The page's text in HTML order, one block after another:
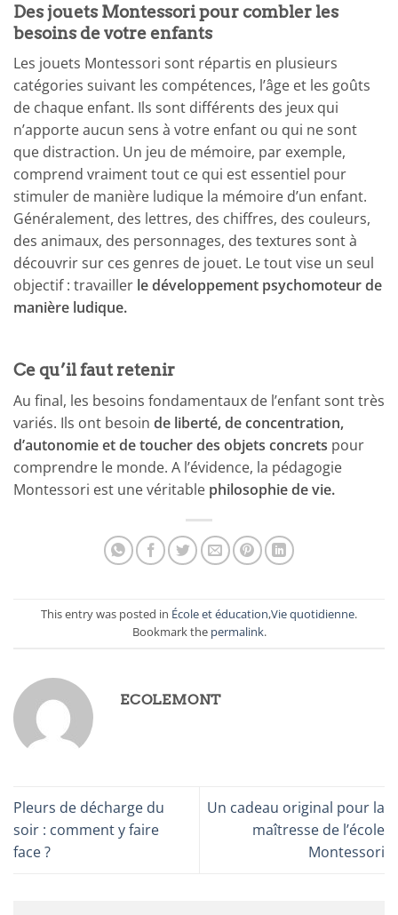
Des jouets Montessori pour combler les
besoins de votre enfants
Les jouets Montessori sont répartis en plusieurs
catégories suivant les compétences, l’âge et les goûts
de chaque enfant. Ils sont différents des jeux qui
n’apporte aucun sens à votre enfant ou qui ne sont
que distraction. Un jeu de mémoire, par exemple,
comprend vraiment tout ce qui est essentiel pour
stimuler de manière ludique la mémoire d’un enfant.
Généralement, des lettres, des chiffres, des couleurs,
des animaux, des personnages, des textures sont à
découvrir sur ces genres de jouet. Le tout vise un seul
objectif : travailler le développement psychomoteur de
manière ludique.
Ce qu’il faut retenir
Au final, les besoins fondamentaux de l’enfant sont très
variés. Ils ont besoin de liberté, de concentration,
d’autonomie et de toucher des objets concrets pour
comprendre le monde. A l’évidence, la pédagogie
Montessori est une véritable philosophie de vie.
This entry was posted in École et éducation,Vie quotidienne.
Bookmark the permalink.
ECOLEMONT
Pleurs de décharge du
soir : comment y faire
face ?
Un cadeau original pour la
maîtresse de l’école
Montessori